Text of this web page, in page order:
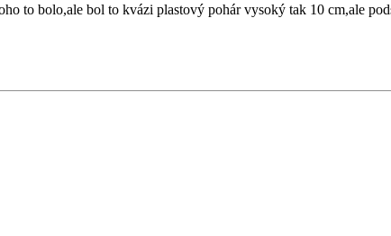
to bolo,ale bol to kvázi plastový pohár vysoký tak 10 cm,ale